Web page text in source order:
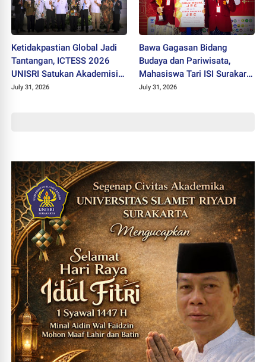
Ketidakpastian Global Jadi
Tantangan, ICTESS 2026
UNISRI Satukan Akademisi 5
Negara Demi Solusi Lintas
July 31, 2026
Bawa Gagasan Bidang
Budaya dan Pariwisata,
Mahasiswa Tari ISI Surakarta
Raih Medali Emas JEC 2026
July 31, 2026